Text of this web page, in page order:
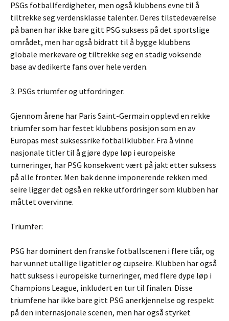
PSGs fotballferdigheter, men også klubbens evne til å
tiltrekke seg verdensklasse talenter. Deres tilstedeværelse
på banen har ikke bare gitt PSG suksess på det sportslige
området, men har også bidratt til å bygge klubbens
globale merkevare og tiltrekke seg en stadig voksende
base av dedikerte fans over hele verden.
3. PSGs triumfer og utfordringer:
Gjennom årene har Paris Saint-Germain opplevd en rekke
triumfer som har festet klubbens posisjon som en av
Europas mest suksessrike fotballklubber. Fra å vinne
nasjonale titler til å gjøre dype løp i europeiske
turneringer, har PSG konsekvent vært på jakt etter suksess
på alle fronter. Men bak denne imponerende rekken med
seire ligger det også en rekke utfordringer som klubben har
måttet overvinne.
Triumfer:
PSG har dominert den franske fotballscenen i flere tiår, og
har vunnet utallige ligatitler og cupseire. Klubben har også
hatt suksess i europeiske turneringer, med flere dype løp i
Champions League, inkludert en tur til finalen. Disse
triumfene har ikke bare gitt PSG anerkjennelse og respekt
på den internasjonale scenen, men har også styrket